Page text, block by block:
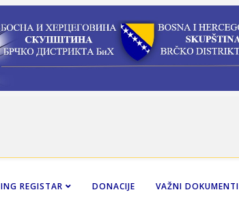
ING REGISTAR DONACIJE VAŽNI DOKUMENTI